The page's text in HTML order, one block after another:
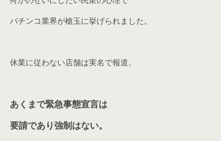
パチンコ業界が槍玉に挙げられました。
休業に従わない店舗は実名で報道。
あくまで緊急事態宣言は
要請であり強制はない。